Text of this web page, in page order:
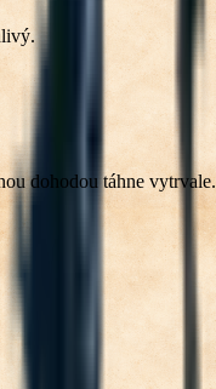
dohodou táhne vytrvale.